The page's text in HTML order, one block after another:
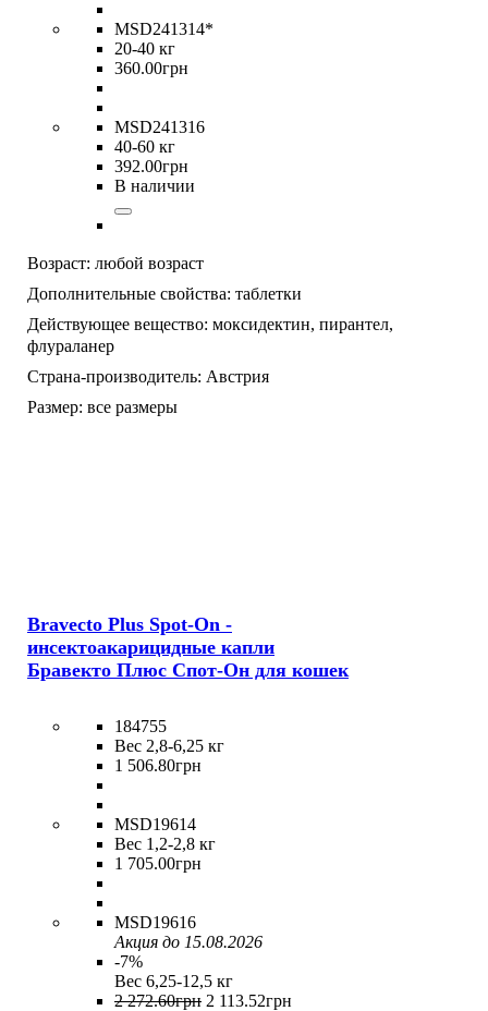
MSD241314*
20-40 кг
360.00грн
MSD241316
40-60 кг
392.00грн
В наличии
Возраст: любой возраст
Дополнительные свойства: таблетки
Действующее вещество: моксидектин, пирантел,
флураланер
Страна-производитель: Австрия
Размер: все размеры
Bravecto Plus Spot-On -
инсектоакарицидные капли
Бравекто Плюс Спот-Он для кошек
184755
Вес 2,8-6,25 кг
1 506.80грн
MSD19614
Вес 1,2-2,8 кг
1 705.00грн
MSD19616
Акция до 15.08.2026
-7%
Вес 6,25-12,5 кг
2 272.60грн 2 113.52грн